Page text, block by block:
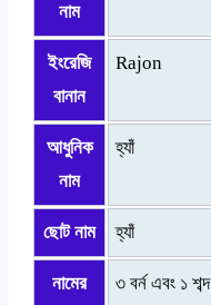
নাম
ইংরেজি
বানান
Rajon
আধুনিক
নাম
হ্যাঁ
ছোট নাম হ্যাঁ
নামের
৩ বর্ন এবং ১ শব্দ